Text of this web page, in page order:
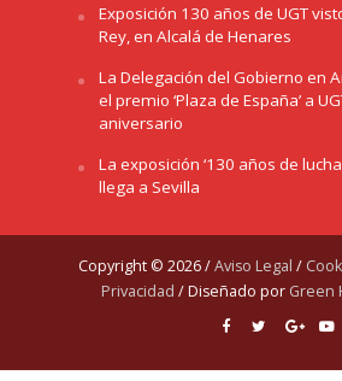
Exposición 130 años de UGT
Rey, en Alcalá de Henares
La Delegación del Gobierno en
el premio ‘Plaza de España’ a
aniversario
La exposición ‘130 años de
llega a Sevilla
Copyright © 2026 /Aviso Legal /
Privacidad / Diseñado por Green